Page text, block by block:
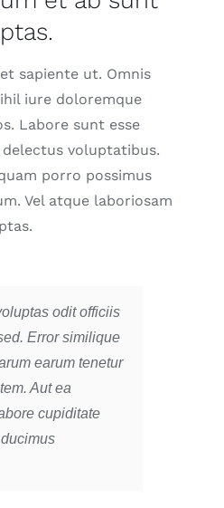
sapiente ut. Omnis
iure doloremque
Labore sunt esse
voluptatibus.
porro possimus
Vel atque laboriosam
odit officiis
Error similique
earum tenetur
Aut ea
cupiditate